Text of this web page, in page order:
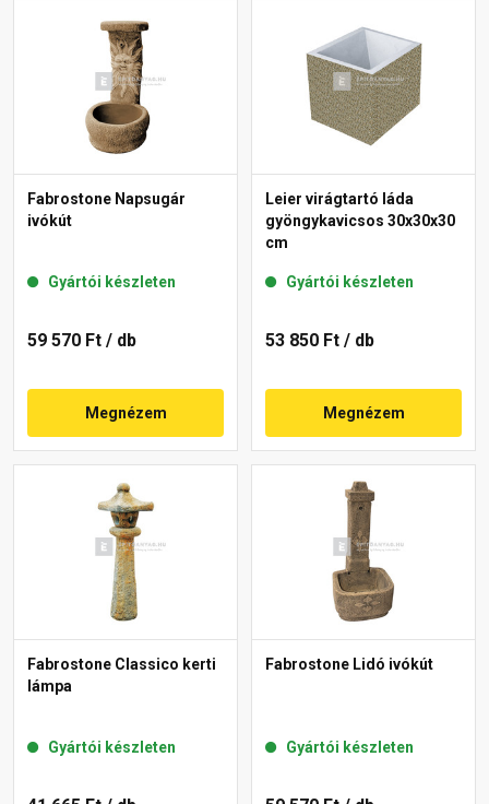
Fabrostone Napsugár
ivókút
Gyártói készleten
59 570 Ft / db
Megnézem
Leier virágtartó láda
gyöngykavicsos 30x30x30
cm
Gyártói készleten
53 850 Ft / db
Megnézem
Fabrostone Classico kerti
lámpa
Gyártói készleten
Fabrostone Lidó ivókút
Gyártói készleten